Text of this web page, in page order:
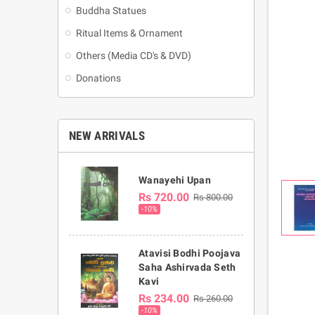
Buddha Statues
Ritual Items & Ornament
Others (Media CD's & DVD)
Donations
NEW ARRIVALS
Wanayehi Upan
Rs 720.00 Rs 800.00
-10%
Atavisi Bodhi Poojava
Saha Ashirvada Seth
Kavi
Rs 234.00 Rs 260.00
-10%